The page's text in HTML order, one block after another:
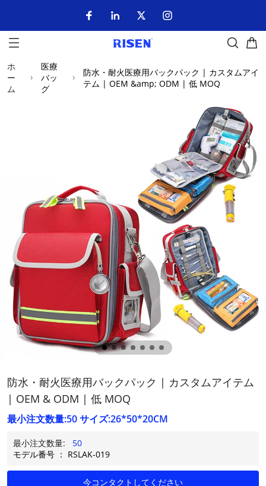
ホ
ー
ム
医療
バッ
グ
防水・耐火医療用バックパック | カスタムアイ
テム | OEM &amp; ODM | 低 MOQ
防水・耐火医療用バックパック | カスタムアイテム
| OEM & ODM | 低 MOQ
最小注文数量:50 サイズ:26*50*20CM
最小注文数量:
50
モデル番号 ： RSLAK-019
今コンタクトしてください